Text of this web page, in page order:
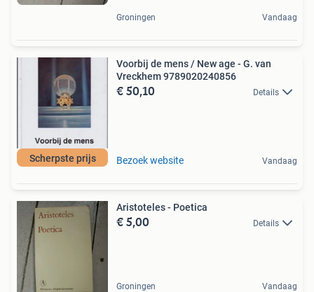
Groningen Vandaag
Scherpste prijs
Voorbij de mens / New age - G. van
Vreckhem 9789020240856
€ 50,10 Details
Bezoek website Vandaag
Aristoteles - Poetica
€ 5,00 Details
Groningen Vandaag